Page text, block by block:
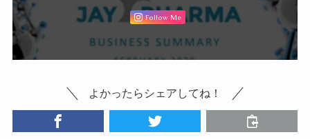
Follow Me
よかったらシェアしてね！